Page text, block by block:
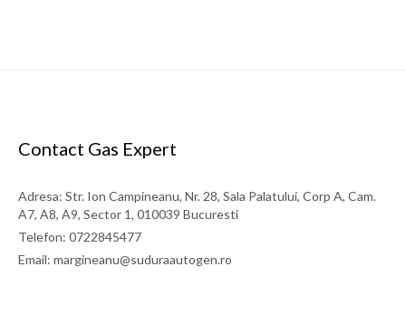
Contact Gas Expert
Adresa: Str. Ion Campineanu, Nr. 28, Sala Palatului, Corp A, Cam.
A7, A8, A9, Sector 1, 010039 Bucuresti
Telefon: 0722845477
Email: margineanu@suduraautogen.ro